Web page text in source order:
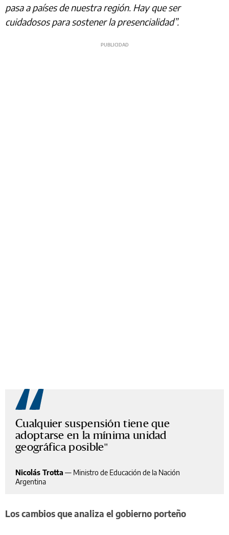
pasa a países de nuestra región. Hay que ser
cuidadosos para sostener la presencialidad”.
Cualquier suspensión tiene que
adoptarse en la mínima unidad
geográfica posible
Nicolás Trotta — Ministro de Educación de la Nación
Argentina
Los cambios que analiza el gobierno porteño